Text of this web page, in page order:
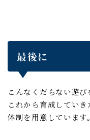
最後に
こんなくだらない遊
これから育成してい
体制を用意しています。